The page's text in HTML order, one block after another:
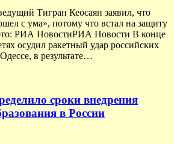
Тигран Кеосаян заявил, что
с ума», потому что встал на защиту
РИА НовостиРИА Новости В конце
осудил ракетный удар российских
в результате…
сроки внедрения
в России